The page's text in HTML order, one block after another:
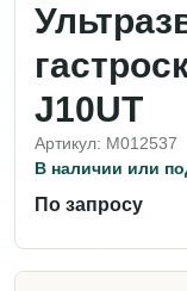
J10UT
Артикул: M012537
В наличии или
По запросу